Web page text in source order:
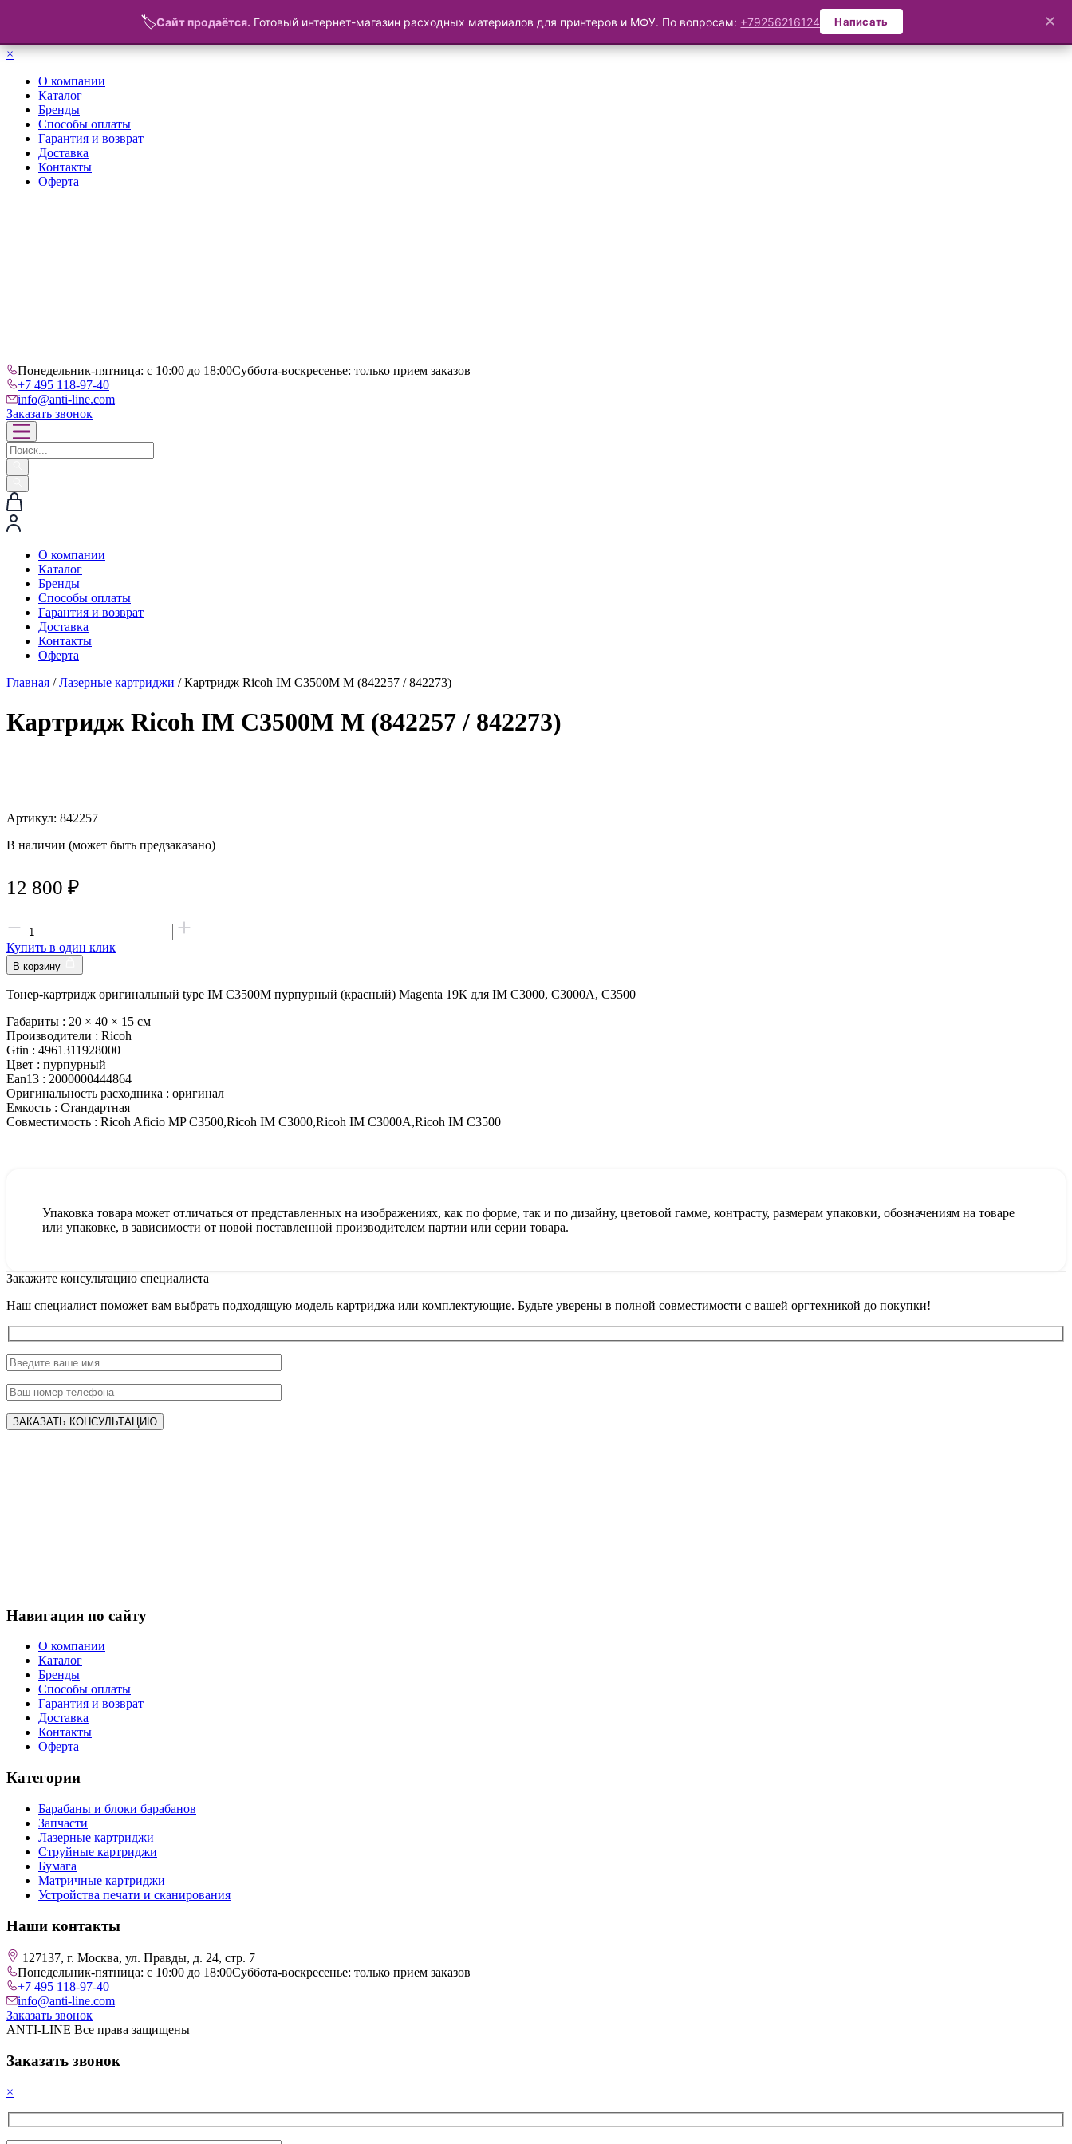
×
О компании
Каталог
Бренды
Способы оплаты
Гарантия и возврат
Доставка
Контакты
Оферта
Понедельник-пятница: с 10:00 до 18:00Суббота-воскресенье: только прием заказов
+7 495 118-97-40
info@anti-line.com
Заказать звонок
О компании
Каталог
Бренды
Способы оплаты
Гарантия и возврат
Доставка
Контакты
Оферта
Главная /Лазерные картриджи / Картридж Ricoh IM C3500M M (842257 / 842273)
Картридж Ricoh IM C3500M M (842257 / 842273)
Артикул: 842257
В наличии (может быть предзаказано)
12 800 ₽
Купить в один клик
В корзину
Тонер-картридж оригинальный type IM C3500M пурпурный (красный) Magenta 19К для IM C3000, C3000A, C3500
Габариты : 20 × 40 × 15 см
Производители : Ricoh
Gtin : 4961311928000
Цвет : пурпурный
Ean13 : 2000000444864
Оригинальность расходника : оригинал
Емкость : Стандартная
Совместимость : Ricoh Aficio MP C3500,Ricoh IM C3000,Ricoh IM C3000A,Ricoh IM C3500
Упаковка товара может отличаться от представленных на изображениях, как по форме, так и по дизайну, цветовой гамме, контрасту, размерам упаковки, обозначениям на товаре
или упаковке, в зависимости от новой поставленной производителем партии или серии товара.
Закажите консультацию специалиста
Наш специалист поможет вам выбрать подходящую модель картриджа или комплектующие. Будьте уверены в полной совместимости с вашей оргтехникой до покупки!
Навигация по сайту
О компании
Каталог
Бренды
Способы оплаты
Гарантия и возврат
Доставка
Контакты
Оферта
Категории
Барабаны и блоки барабанов
Запчасти
Лазерные картриджи
Струйные картриджи
Бумага
Матричные картриджи
Устройства печати и сканирования
Наши контакты
127137, г. Москва, ул. Правды, д. 24, стр. 7
Понедельник-пятница: с 10:00 до 18:00Суббота-воскресенье: только прием заказов
+7 495 118-97-40
info@anti-line.com
Заказать звонок
ANTI-LINE Все права защищены
Заказать звонок
×
🏷️Сайт продаётся. Готовый интернет-магазин расходных материалов для принтеров и МФУ. По вопросам: +79256216124 Написать ✕